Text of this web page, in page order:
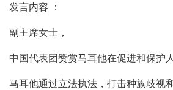
发言内容 ：
副主席女士，
中国代表团赞赏马耳他在促进和保护
马耳他通过立法执法，打击种族歧视